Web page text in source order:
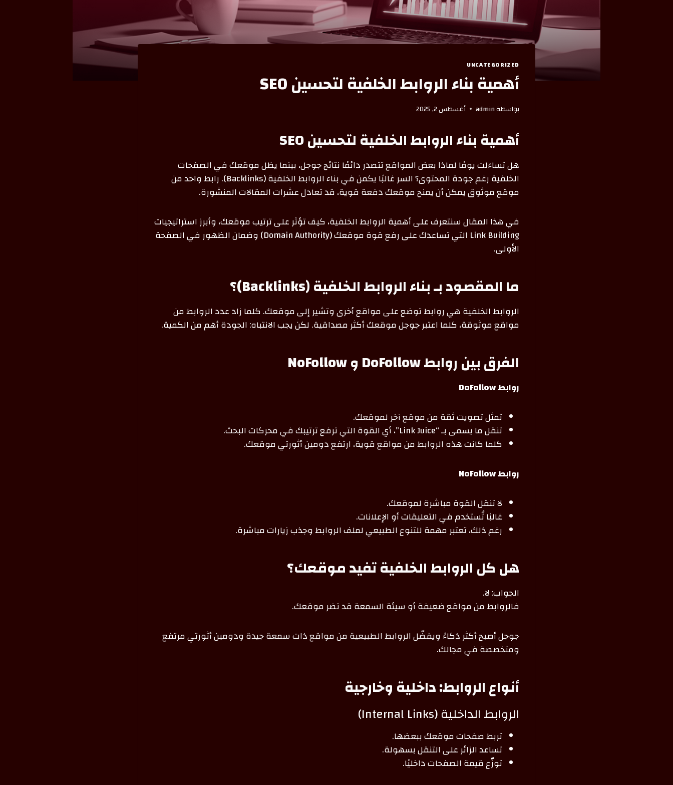
UNCATEGORIZED
أهمية بناء الروابط الخلفية لتحسين SEO
بواسطةadmin أغسطس 2, 2025
أهمية بناء الروابط الخلفية لتحسين SEO
هل تساءلت يومًا لماذا بعض المواقع تتصدر دائمًا نتائج جوجل، بينما يظل موقعك في الصفحات
الخلفية رغم جودة المحتوى؟ السر غالبًا يكمن في بناء الروابط الخلفية (Backlinks). رابط واحد من
موقع موثوق يمكن أن يمنح موقعك دفعة قوية، قد تعادل عشرات المقالات المنشورة.
في هذا المقال سنتعرف على أهمية الروابط الخلفية، كيف تؤثر على ترتيب موقعك، وأبرز استراتيجيات
Link Building التي تساعدك على رفع قوة موقعك (Domain Authority) وضمان الظهور في الصفحة
الأولى.
ما المقصود بـ بناء الروابط الخلفية (Backlinks)؟
الروابط الخلفية هي روابط توضع على مواقع أخرى وتشير إلى موقعك. كلما زاد عدد الروابط من
مواقع موثوقة، كلما اعتبر جوجل موقعك أكثر مصداقية. لكن يجب الانتباه: الجودة أهم من الكمية.
الفرق بين روابط DoFollow و NoFollow
روابط DoFollow
تمثل تصويت ثقة من موقع آخر لموقعك.
تنقل ما يسمى بـ “Link Juice”، أي القوة التي ترفع ترتيبك في محركات البحث.
كلما كانت هذه الروابط من مواقع قوية، ارتفع دومين أثورتي موقعك.
روابط NoFollow
لا تنقل القوة مباشرة لموقعك.
غالبًا تُستخدم في التعليقات أو الإعلانات.
رغم ذلك، تعتبر مهمة للتنوع الطبيعي لملف الروابط وجذب زيارات مباشرة.
هل كل الروابط الخلفية تفيد موقعك؟
الجواب: لا.
فالروابط من مواقع ضعيفة أو سيئة السمعة قد تضر موقعك.
جوجل أصبح أكثر ذكاءً ويفضّل الروابط الطبيعية من مواقع ذات سمعة جيدة ودومين أثورتي مرتفع
ومتخصصة في مجالك.
أنواع الروابط: داخلية وخارجية
الروابط الداخلية (Internal Links)
تربط صفحات موقعك ببعضها.
تساعد الزائر على التنقل بسهولة.
توزّع قيمة الصفحات داخليًا.